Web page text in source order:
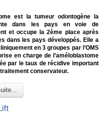
est la tumeur odontogène la
dans les pays en voie de
et occupe la 2ème place après
dans les pays développés. Elle a
en 3 groupes par l’OMS
en charge de l’améloblastome
par le taux de récidive important
conservateur.